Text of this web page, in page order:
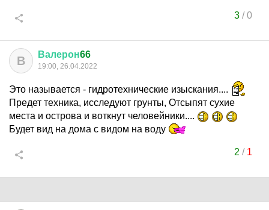
3/0
В Валерон66
19:00, 26.04.2022
Это называется - гидротехнические изыскания....
Предет техника, исследуют грунты, Отсыпят сухие
места и острова и воткнут человейники....
Будет вид на дома с видом на воду
2 / 1